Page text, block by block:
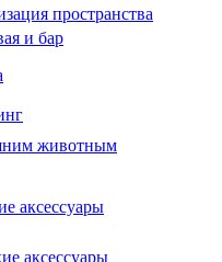
пространства
и бар
животным
аксессуары
аксессуары